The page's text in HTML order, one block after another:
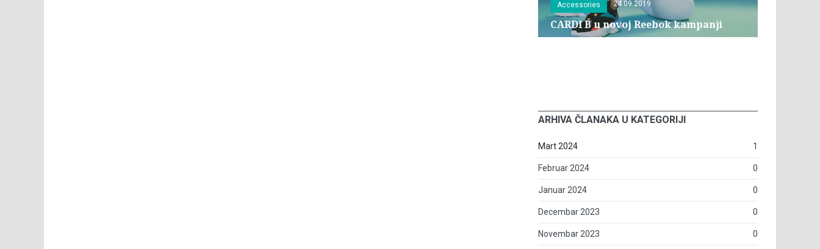
Accessories 24.09.2019
CARDI B u novoj Reebok kampanji
ARHIVA ČLANAKA U KATEGORIJI
Mart 2024 1
Februar 2024 0
Januar 2024 0
Decembar 2023 0
Novembar 2023 0